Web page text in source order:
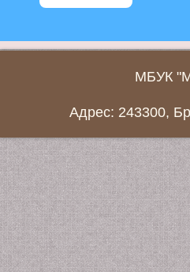
МБУК
Адрес: 243300,